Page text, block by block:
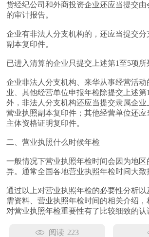
货经纪公司和外商投资企业还应当提交
的审计报告。
企业有非法人分支机构的，还应当提交分
副本复印件。
已进入清算的企业只提交上述第1至5项所
企业非法人分支机构、来华从事经营活动
业、其他经营单位申报年检除提交上述第
外，非法人分支机构还应当提交隶属企
营业执照副本复印件；其他经营单位还
主体资格证明复印件。
二、营业执照什么时候年检
一般情况下营业执照年检时间会因为地
异。通常全国各地营业执照年检时间大致
通过以上对营业执照年检的必要性分析
需资料、营业执照年检时间的相关介绍
对营业执照年检重要性有了比较细致的认
阅读 223